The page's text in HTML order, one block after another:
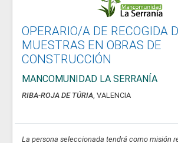
OPERARIO/A DE RECOGIDA
MUESTRAS EN OBRAS DE
CONSTRUCCIÓN
MANCOMUNIDAD LA SERRANÍA
RIBA-ROJA DE TÚRIA , VALENCIA
La persona seleccionada tendrá como misión